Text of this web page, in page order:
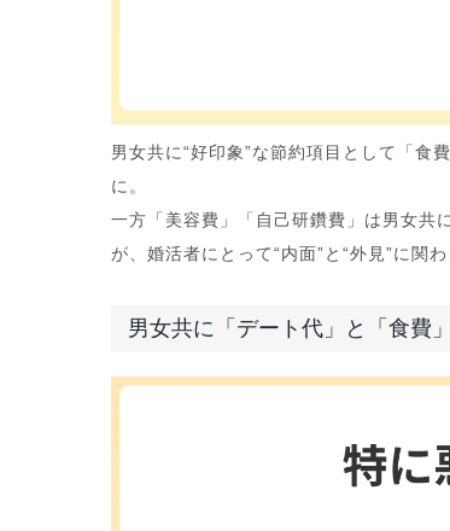
男女共に“好印象”な節約項目として「食
に。
一方「美容費」「自己研鑽費」は男女共
が、婚活者にとって“内面”と“外見”に関
男女共に「デート代」と「食費